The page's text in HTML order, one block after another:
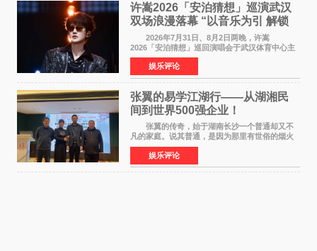
许嵩2026「安泊猜想」巡演武汉
双场浪漫落幕 “以音乐为引 解锁
江城记忆”
2026年7月31日、8月2日两晚，许嵩
2026「安泊猜想」巡回演唱会于武汉体育中心主
体育场盛大开唱。许嵩与数万歌迷在此相聚，从
浪漫惬意的舞台设计到充满诚意与惊喜的现场互
动，共同开启了一场关于
娱乐评论
张翼的易学江湖行——从湖湘民
间到世界500强企业！
张翼的传奇，始于湖南长沙一个普通却又不
凡的家庭。说其普通，是因为那里有世俗的烟火
气；说其不凡，是因为家中有一位洞悉天地玄机
的长者——他的爷爷。作为当地的风水师，爷爷
是张翼走进易学
娱乐评论